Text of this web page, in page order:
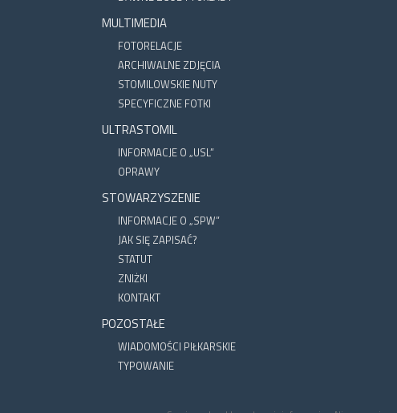
MULTIMEDIA
FOTORELACJE
ARCHIWALNE ZDJĘCIA
STOMILOWSKIE NUTY
SPECYFICZNE FOTKI
ULTRASTOMIL
INFORMACJE O „USL”
OPRAWY
STOWARZYSZENIE
INFORMACJE O „SPW”
JAK SIĘ ZAPISAĆ?
STATUT
ZNIŻKI
KONTAKT
POZOSTAŁE
WIADOMOŚCI PIŁKARSKIE
TYPOWANIE